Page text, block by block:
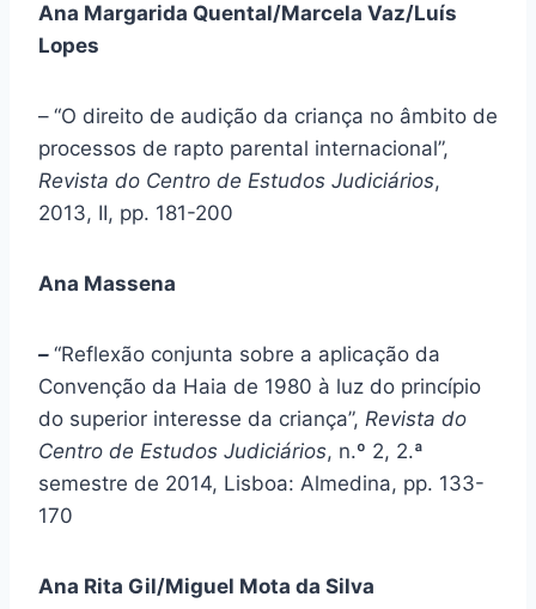
Ana Margarida Quental/Marcela Vaz/Luís
Lopes
– “O direito de audição da criança no âmbito de
processos de rapto parental internacional”,
Revista do Centro de Estudos Judiciários,
2013, II, pp. 181-200
Ana Massena
– “Reflexão conjunta sobre a aplicação da
Convenção da Haia de 1980 à luz do princípio
do superior interesse da criança”, Revista do
Centro de Estudos Judiciários, n.º 2, 2.ª
semestre de 2014, Lisboa: Almedina, pp. 133-
170
Ana Rita Gil/Miguel Mota da Silva